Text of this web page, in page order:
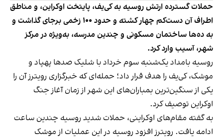
حملات گسترده ارتش روسیه به کی‌یف، پایتخت اوکراین، و مناطق
اطراف آن دست‌کم چهار کشته و حدود ۱۰۰ زخمی برجای گذاشت و
به ده‌ها ساختمان مسکونی و چندین مدرسه، به‌ویژه در مرکز
شهر، آسیب وارد کرد.
روسیه بامداد یک‌شنبه سوم خرداد با شلیک صدها پهپاد و
موشک، کی‌یف را هدف قرار داد؛ حمله‌ای که خبرگزاری رویترز آن را
یکی از سنگین‌ترین بمباران‌های این شهر از زمان آغاز جنگ
اوکراین توصیف کرد.
به گفته مقام‌های اوکراینی، حملات شدید روسیه چندین ساعت
ادامه یافت. رویترز افزود روسیه در این عملیات از موشک